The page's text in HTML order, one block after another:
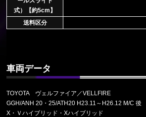
式）【約5cm】
送料区分
車両データ
TOYOTA ヴェルファイア／VELLFIRE
GGH/ANH 20・25/ATH20 H23.11～H26.12 M/C 後
X・Ｖハイブリッド・Xハイブリッド